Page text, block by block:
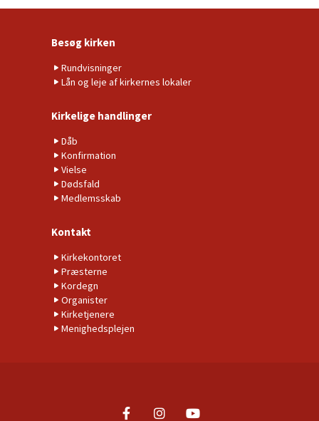
Besøg kirken
Rundvisninger
Lån og leje af kirkernes lokaler
Kirkelige handlinger
Dåb
Konfirmation
Vielse
Dødsfald
Medlemsskab
Kontakt
Kirkekontoret
Præsterne
Kordegn
Organister
Kirketjenere
Menighedsplejen